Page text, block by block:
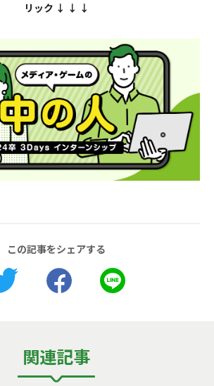
リック ↓ ↓ ↓
この記事をシェアする
関連記事